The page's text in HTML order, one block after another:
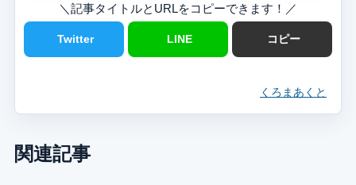
＼記事タイトルとURLをコピーできます！／
Twitter LINE コピー
くろまあくと
関連記事